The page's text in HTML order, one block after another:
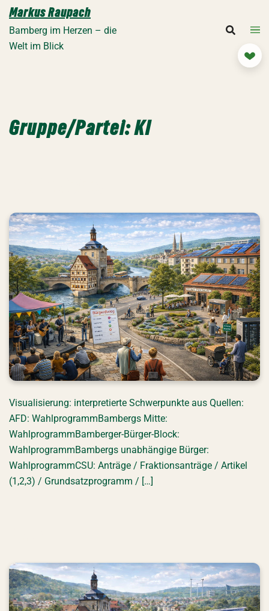
Zum
Inhalt
Markus Raupach
Bamberg im Herzen – die
Welt im Blick
Gruppe/Partei:KI
Visualisierung: interpretierte Schwerpunkte aus Quellen:
AFD: WahlprogrammBambergs Mitte:
WahlprogrammBamberger-Bürger-Block:
WahlprogrammBambergs unabhängige Bürger:
WahlprogrammCSU: Anträge / Fraktionsanträge / Artikel
(1,2,3) / Grundsatzprogramm / […]